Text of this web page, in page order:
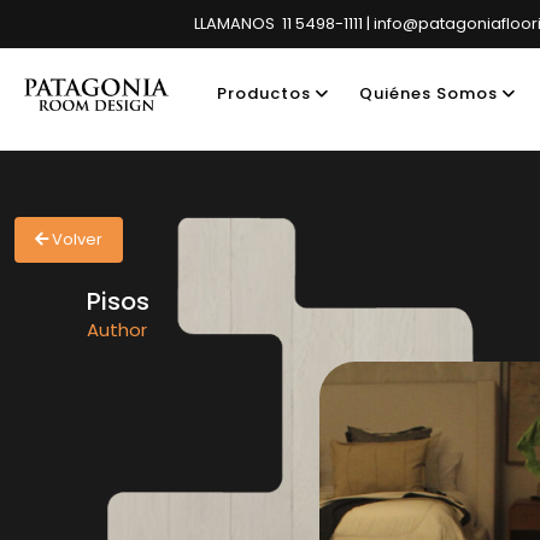
LLAMANOS 11 5498-1111 |
Productos Quiénes Somos
Volver
Pisos
Author